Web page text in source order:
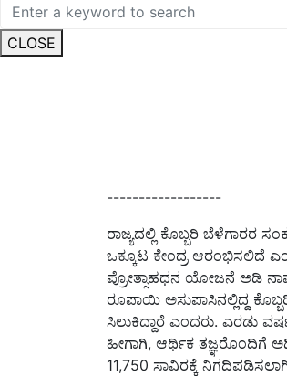
CLOSE
------------------
ರಾಜ್ಯದಲ್ಲಿ ಕೊಬ್ಬರಿ ಬೆಳೆಗಾರರ
ಒಕ್ಕೂಟ ಕೇಂದ್ರ ಆರಂಭಿಸಲಿದೆ
ಪ್ರೋತ್ಸಾಹಧನ ಯೋಜನೆ ಅಡಿ
ರೂಪಾಯಿ ಅಸುಪಾಸಿನಲ್ಲಿದ್ದ
ಸಿಲುಕಿದ್ದಾರೆ ಎಂದರು. ಎರಡು
ಹೀಗಾಗಿ, ಆರ್ಥಿಕ ತಜ್ಞರೊಂದಿಗೆ
11,750 ಸಾವಿರಕ್ಕೆ